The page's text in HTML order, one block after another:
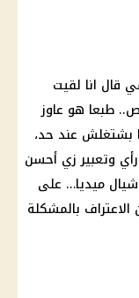
قال انا لقيت
طبعا هو عاوز
بشتغلش عند حد،
رأي وتعبير زي أحسن
ميديا… على
بالمشكلة